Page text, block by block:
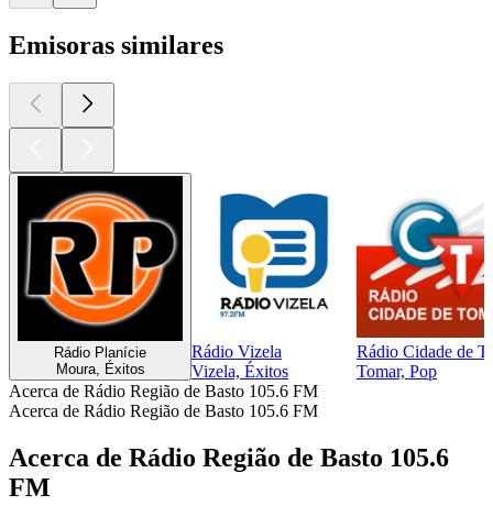
Emisoras similares
Rádio Planí­cie
Moura, Éxitos
Rádio Vizela
Vizela, Éxitos
Rádio Cidade de
Tomar, Pop
Acerca de Rádio Região de Basto 105.6 FM
Acerca de Rádio Região de Basto 105.6 FM
Acerca de Rádio Região de Basto 105.6
FM